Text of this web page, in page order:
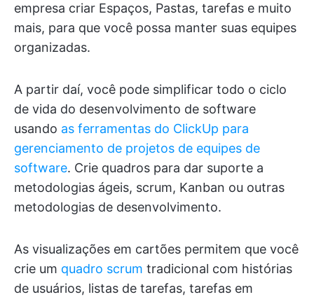
empresa criar Espaços, Pastas, tarefas e muito
mais, para que você possa manter suas equipes
organizadas.
A partir daí, você pode simplificar todo o ciclo
de vida do desenvolvimento de software
usando as ferramentas do ClickUp para
gerenciamento de projetos de equipes de
software. Crie quadros para dar suporte a
metodologias ágeis, scrum, Kanban ou outras
metodologias de desenvolvimento.
As visualizações em cartões permitem que você
crie um quadro scrum tradicional com histórias
de usuários, listas de tarefas, tarefas em